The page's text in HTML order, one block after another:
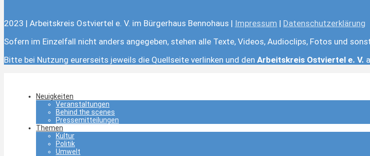
2023 | Arbeitskreis Ostviertel e. V. im Bürgerhaus Bennohaus | Impressum | Datenschutzerklärung
Sofern im Einzelfall nicht anders angegeben, stehen alle Texte, Videos, Audioclips, Fotos und
Bitte bei Nutzung eurerseits jeweils die Quellseite verlinken und den Arbeitskreis Ostviertel e. V.
Neuigkeiten
Veranstaltungen
Behind the scenes
Pressemitteilungen
Themen
Kultur
Politik
Umwelt